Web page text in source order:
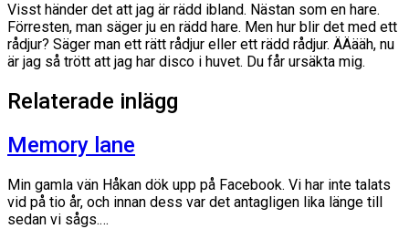
Visst händer det att jag är rädd ibland. Nästan som en hare.
Förresten, man säger ju en rädd hare. Men hur blir det med ett
rådjur? Säger man ett rätt rådjur eller ett rädd rådjur. ÄÄääh, nu
är jag så trött att jag har disco i huvet. Du får ursäkta mig.
Relaterade inlägg
Memory lane
Min gamla vän Håkan dök upp på Facebook. Vi har inte talats
vid på tio år, och innan dess var det antagligen lika länge till
sedan vi sågs.…